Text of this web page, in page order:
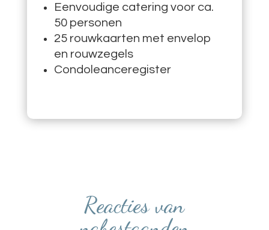
Eenvoudige catering voor ca.
50 personen
25 rouwkaarten met envelop
en rouwzegels
Condoleanceregister
Reacties van